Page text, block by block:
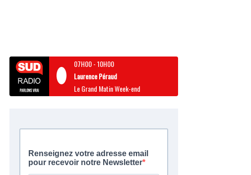
07H00-10H00
Laurence Péraud
Le Grand Matin Week-end